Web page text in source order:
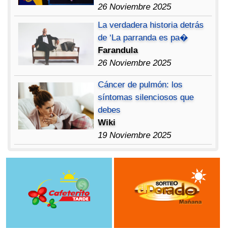
26 Noviembre 2025
La verdadera historia detrás
de ‘La parranda es pa�
Farandula
26 Noviembre 2025
Cáncer de pulmón: los
síntomas silenciosos que
debes
Wiki
19 Noviembre 2025